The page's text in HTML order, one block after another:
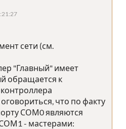
сети (см.
"Главный" имеет
обращается к
что по факту
СОМ0 являются
- мастерами: